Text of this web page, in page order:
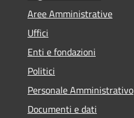
Aree Amministrative
Uffici
Enti e fondazioni
Politici
Personale Amministrativo
Documenti e dati